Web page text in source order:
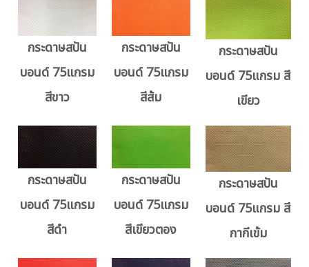
กระดาษสปัน
บอนด์ 75แกรม
สีขาว
กระดาษสปัน
บอนด์ 75แกรม
สีส้ม
กระดาษสปัน
บอนด์ 75แกรม สี
เขียว
กระดาษสปัน
บอนด์ 75แกรม
สีดำ
กระดาษสปัน
บอนด์ 75แกรม
สีเขียวตอง
กระดาษสปัน
บอนด์ 75แกรม สี
กากีเข้ม